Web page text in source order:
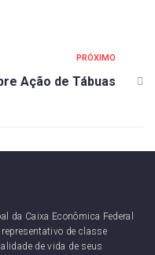
PRÓXIMO
Ação de Tábuas
da Caixa Econômica Federal
de classe
de vida de seus